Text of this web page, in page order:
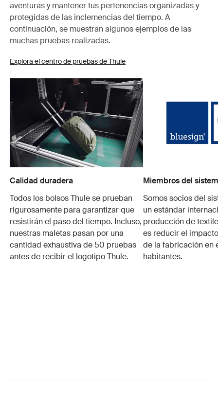
aventuras y mantener tus pertenencias organizadas y
protegidas de las inclemencias del tiempo. A
continuación, se muestran algunos ejemplos de las
muchas pruebas realizadas.
Explora el centro de pruebas de Thule
Calidad duradera
Todos los bolsos Thule se prueban
rigurosamente para garantizar que
resistirán el paso del tiempo. Incluso,
nuestras maletas pasan por una
cantidad exhaustiva de 50 pruebas
antes de recibir el logotipo Thule.
Miembros del
Somos socios del
un estándar
producción de
es reducir el
de la fabricación en
habitantes.